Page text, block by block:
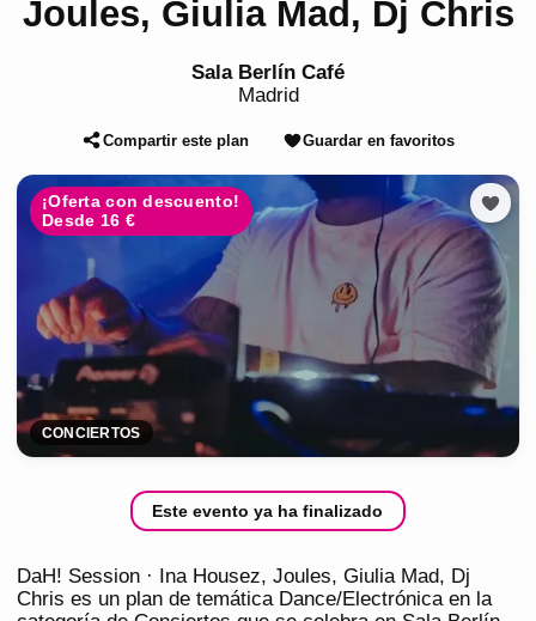
Joules, Giulia Mad, Dj Chris
Sala Berlín Café
Madrid
Compartir este plan Guardar en favoritos
¡Oferta con descuento!
Desde 16 €
CONCIERTOS
Este evento ya ha finalizado
DaH! Session · Ina Housez, Joules, Giulia Mad, Dj
Chris es un plan de temática Dance/Electrónica en la